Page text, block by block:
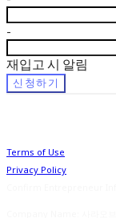
-
재입고 시 알림
신청하기
Terms of Use
Privacy Policy